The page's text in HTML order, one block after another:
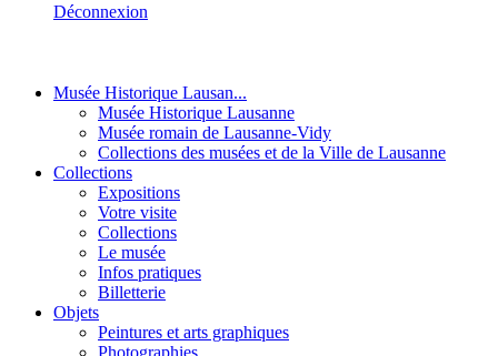
Déconnexion
Musée Historique Lausan...
Musée Historique Lausanne
Musée romain de Lausanne-Vidy
Collections des musées et de la Ville de Lausanne
Collections
Expositions
Votre visite
Collections
Le musée
Infos pratiques
Billetterie
Objets
Peintures et arts graphiques
Photographies